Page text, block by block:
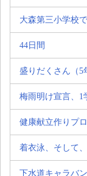
大森第三小学校
44日間
盛りだくさん（5
梅雨明け宣言、1
健康献立作りプ
着衣泳、そして
下水道キャラバン